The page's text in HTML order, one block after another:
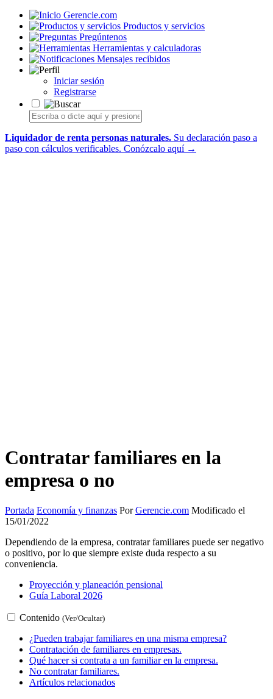
Gerencie.com
Productos y servicios
Pregúntenos
Herramientas y calculadoras
Mensajes recibidos
Iniciar sesión
Registrarse
Liquidador de renta personas naturales. Su declaración paso a
paso con cálculos verificables. Conózcalo aquí →
Contratar familiares en la
empresa o no
Portada Economía y finanzas PorGerencie.com Modificado el
15/01/2022
Dependiendo de la empresa, contratar familiares puede ser negativo
o positivo, por lo que siempre existe duda respecto a su
conveniencia.
Proyección y planeación pensional
Guía Laboral 2026
Contenido (Ver/Ocultar)
¿Pueden trabajar familiares en una misma empresa?
Contratación de familiares en empresas.
Qué hacer si contrata a un familiar en la empresa.
No contratar familiares.
Artículos relacionados